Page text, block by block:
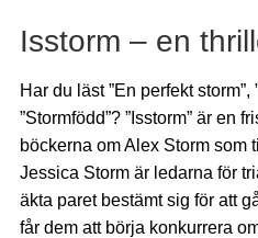
Isstorm – en
Har du läst ”En perfekt storm”,
”Stormfödd”? ”Isstorm” är en
böckerna om Alex Storm som
Jessica Storm är ledarna för
äkta paret bestämt sig för att
får dem att börja konkurrera